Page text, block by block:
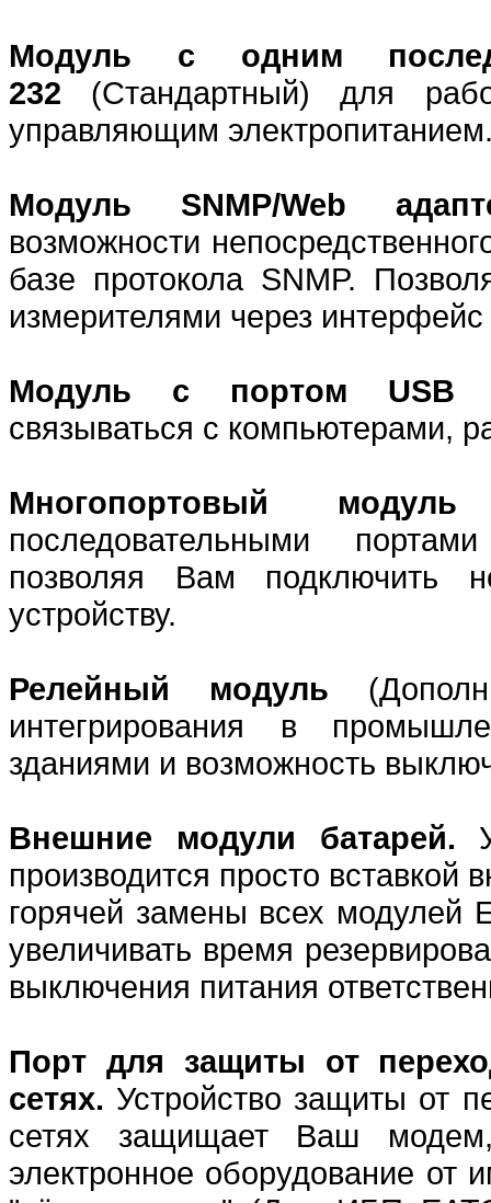
Модуль с одним
232
(Стандартный) для
управляющим
Модуль SNMP/Web
возможности
базе протокола SNMP.
измерителями через
Модуль с портом USB
связываться с компьютерами,
Многопортовый модуль
последовательными
позволяя Вам подключить
устройству.
Релейный модуль
интегрирования в
зданиями и возможность
Внешние модули батарей.
производится просто
горячей замены всех модулей
увеличивать время
выключения питания
Порт для защиты от
сетях. Устройство защиты от
сетях защищает Ваш
электронное оборудование от